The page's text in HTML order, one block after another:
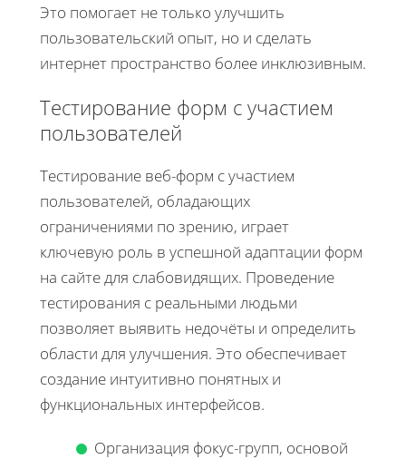
Это помогает не только улучшить
пользовательский опыт, но и сделать
интернет пространство более инклюзивным.
Тестирование форм с участием
пользователей
Тестирование веб-форм с участием
пользователей, обладающих
ограничениями по зрению, играет
ключевую роль в успешной адаптации форм
на сайте для слабовидящих. Проведение
тестирования с реальными людьми
позволяет выявить недочёты и определить
области для улучшения. Это обеспечивает
создание интуитивно понятных и
функциональных интерфейсов.
Организация фокус-групп, основой